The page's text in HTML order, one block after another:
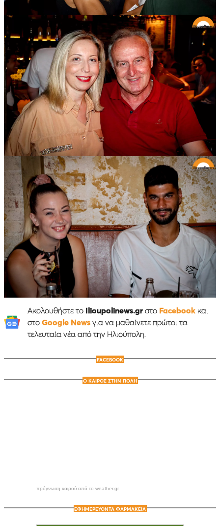
Ακολουθήστε το Ilioupolinews.grστο Facebookκαι
στο Google Newsγια να μαθαίνετε πρώτοι τα
τελευταία νέα από την Ηλιούπολη.
FACEBOOK
Ο ΚΑΙΡΟΣ ΣΤΗΝ ΠΟΛΗ
πρόγνωση καιρού από το weather.gr
ΕΦΗΜΕΡΕΥΟΝΤΑ ΦΑΡΜΑΚΕΙΑ